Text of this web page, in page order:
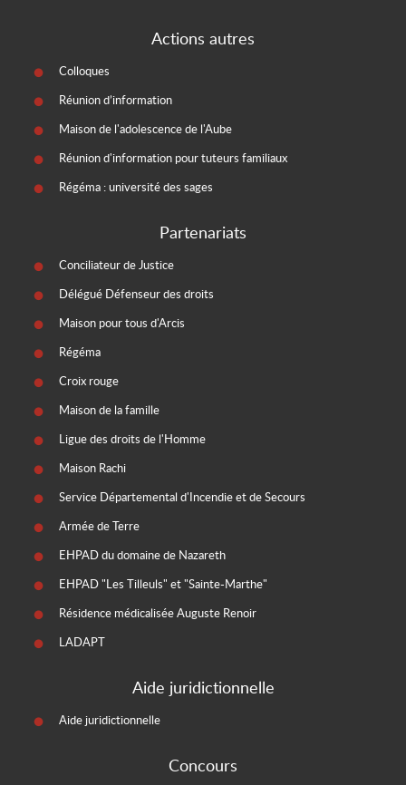
Actions autres
Colloques
Réunion d’information
Maison de l'adolescence de l'Aube
Réunion d'information pour tuteurs familiaux
Régéma : université des sages
Partenariats
Conciliateur de Justice
Délégué Défenseur des droits
Maison pour tous d'Arcis
Régéma
Croix rouge
Maison de la famille
Ligue des droits de l'Homme
Maison Rachi
Service Départemental d'Incendie et de Secours
Armée de Terre
EHPAD du domaine de Nazareth
EHPAD "Les Tilleuls" et "Sainte-Marthe"
Résidence médicalisée Auguste Renoir
LADAPT
Aide juridictionnelle
Aide juridictionnelle
Concours